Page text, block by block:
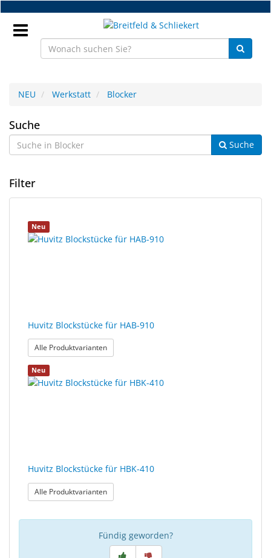
Zum
Hauptinhalt
springen
NEU
Brillenteile
Handelsware
Me
JustMILO
Schleiftechnik
NEU Werkstatt Blocker
Blocker
Suche
Suche
Filter
Ergebnisse
Suchergebnisse
gerendert.
Neu
Huvitz Blockstücke für HAB-910
Alle Produktvarianten: Huvitz Blockstücke für HAB-910
Neu
Huvitz Blockstücke für HBK-410
Alle Produktvarianten: Huvitz Blockstücke für HBK-410
Fündig geworden?